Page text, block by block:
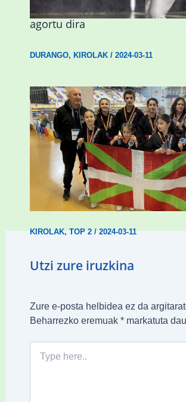
emakumezkoen zesta finaleko
agortu dira
DURANGO, KIROLAK/ 2024-03-11
Wadokan garaile Espainiako
14 dominarekin
KIROLAK,TOP 2/2024-03-11
Utzi zure iruzkina
Zure e-posta helbidea ez da
Beharrezko eremuak *markatuta
here..